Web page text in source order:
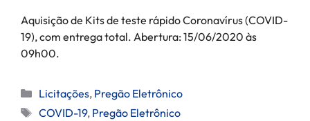
Aquisição de Kits de teste rápido Coronavírus (COVID-
19), com entrega total. Abertura: 15/06/2020 às
09h00.
Licitações, Pregão Eletrônico
COVID-19, Pregão Eletrônico